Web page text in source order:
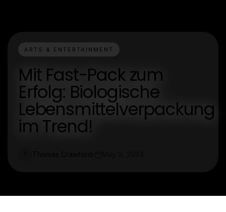
ARTS & ENTERTAINMENT
Mit Fast-Pack zum
Erfolg: Biologische
Lebensmittelverpackung
im Trend!